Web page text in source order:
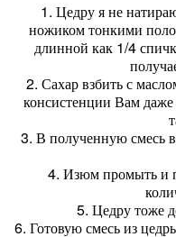
1. Цедру я не
ножиком тонкими
длинной как 1/4
2. Сахар взбить с
консистенции Вам даже
3. В полученную смесь
4. Изюм промыть и
5. Цедру тоже
6. Готовую смесь из